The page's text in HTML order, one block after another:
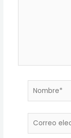
Nombre*
Correo